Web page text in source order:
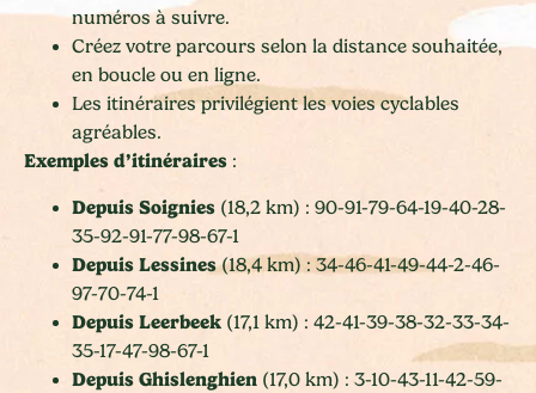
numéros à suivre.
Créez votre parcours selon la distance souhaitée,
en boucle ou en ligne.
Les itinéraires privilégient les voies cyclables
agréables.
Exemples d’itinéraires :
Depuis Soignies (18,2 km) : 90-91-79-64-19-40-28-
35-92-91-77-98-67-1
Depuis Lessines(18,4 km) : 34-46-41-49-44-2-46-
97-70-74-1
Depuis Leerbeek (17,1 km) : 42-41-39-38-32-33-34-
35-17-47-98-67-1
Depuis Ghislenghien (17,0 km) : 3-10-43-11-42-59-